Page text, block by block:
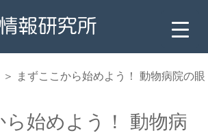
＞ まずここから始めよう！ 動物病院の眼
ら始めよう！ 動物病